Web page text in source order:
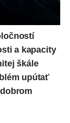
a kapacity
škále
upútať